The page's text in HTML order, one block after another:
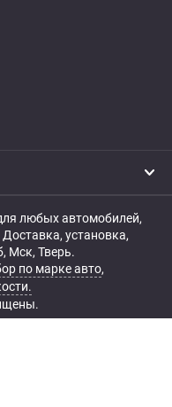
любых автомобилей,
установка,
Мск, Тверь.
по марке авто,